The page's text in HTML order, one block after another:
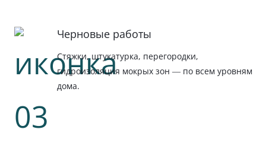
Черновые работы
Стяжки, штукатурка, перегородки,
гидроизоляция мокрых зон — по всем уровням
дома.